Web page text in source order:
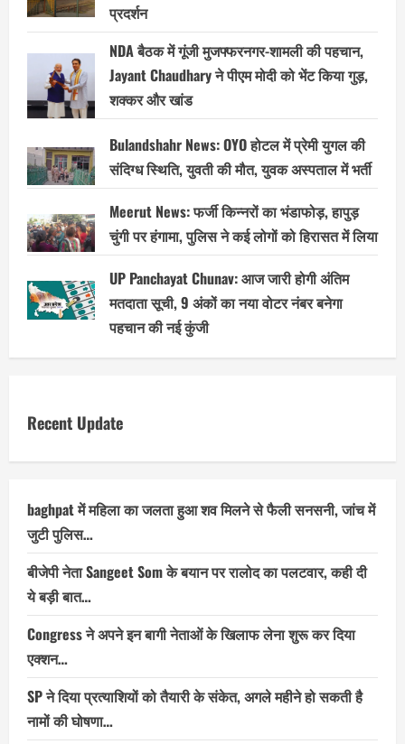
प्रदर्शन
NDA बैठक में गूंजी मुजफ्फरनगर-शामली की पहचान,
Jayant Chaudhary ने पीएम मोदी को भेंट किया गुड़,
शक्कर और खांड
Bulandshahr News: OYO होटल में प्रेमी युगल की
संदिग्ध स्थिति, युवती की मौत, युवक अस्पताल में भर्ती
Meerut News: फर्जी किन्नरों का भंडाफोड़, हापुड़
चुंगी पर हंगामा, पुलिस ने कई लोगों को हिरासत में लिया
UP Panchayat Chunav: आज जारी होगी अंतिम
मतदाता सूची, 9 अंकों का नया वोटर नंबर बनेगा
पहचान की नई कुंजी
Recent Update
baghpat में महिला का जलता हुआ शव मिलने से फैली सनसनी, जांच में
जुटी पुलिस…
बीजेपी नेता Sangeet Som के बयान पर रालोद का पलटवार, कही दी
ये बड़ी बात…
Congress ने अपने इन बागी नेताओं के खिलाफ लेना शुरू कर दिया
एक्शन…
SP ने दिया प्रत्याशियों को तैयारी के संकेत, अगले महीने हो सकती है
नामों की घोषणा…